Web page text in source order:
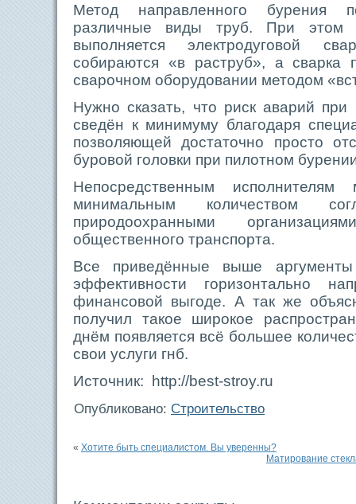
Метод направленного бурения
различные виды труб. При этом
выполняется электродуговой
собираются «в раструб», а сварка
сварочном оборудовании методом
Нужно сказать, что риск аварий при
сведён к минимуму благодаря
позволяющей достаточно просто
буровой головки при пилотном
Непосредственным
минимальным количеством
природоохранными
общественного транспорта.
Все приведённые выше
эффективности горизонтально
финансовой выгоде. А так же
получил такое широкое
днём появляется всё большее
свои услуги гнб.
Источник: http://best-stroy.ru
Опубликовано: Строительство
« Хотите быть специалистом. Вы уверенны?
Матирование